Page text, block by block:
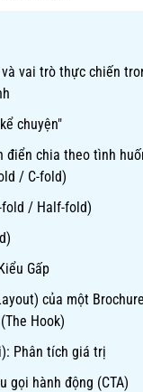
vai trò thực chiến
chuyện"
điển chia theo tình
/ C-fold)
fold / Half-fold)
Gấp
của một
Hook)
Phân tích giá trị
gọi hành động (CTA)